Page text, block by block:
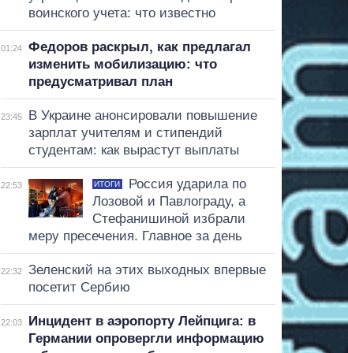
воинского учета: что известно
01:24
Федоров раскрыл, как предлагал
изменить мобилизацию: что
предусматривал план
23:45
В Украине анонсировали повышение
зарплат учителям и стипендий
студентам: как вырастут выплаты
22:53 ИТОГИ
Россия ударила по
Лозовой и Павлограду, а
Стефанишиной избрали
меру пресечения. Главное за день
22:32
Зеленский на этих выходных впервые
посетит Сербию
22:03
Инцидент в аэропорту Лейпцига: в
Германии опровергли информацию